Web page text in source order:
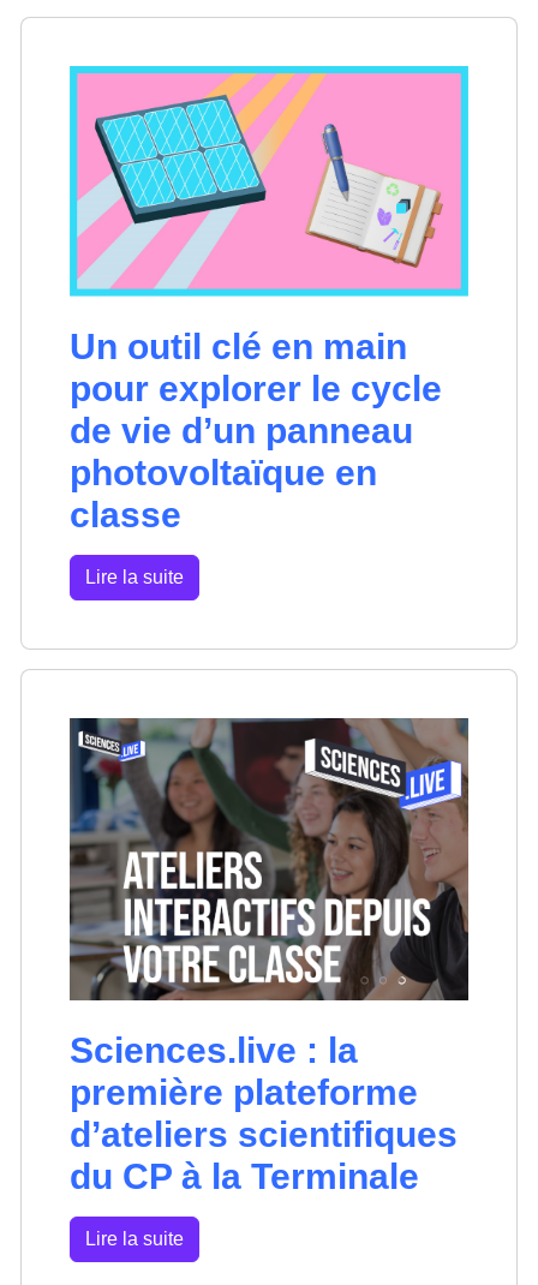
Un outil clé en main
pour explorer le cycle
de vie d’un panneau
photovoltaïque en
classe
Lire la suite
Sciences.live : la
première plateforme
d’ateliers scientifiques
du CP à la Terminale
Lire la suite